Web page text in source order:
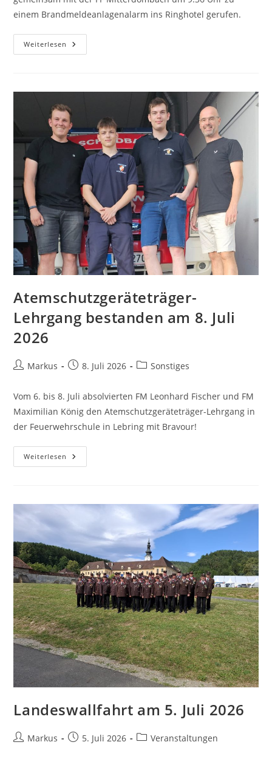
einem Brandmeldeanlagenalarm ins Ringhotel gerufen.
Weiterlesen
Atemschutzgeräteträger-
Lehrgang bestanden am 8. Juli
2026
Markus 8. Juli 2026 Sonstiges
Vom 6. bis 8. Juli absolvierten FM Leonhard Fischer und FM
Maximilian König den Atemschutzgeräteträger-Lehrgang in
der Feuerwehrschule in Lebring mit Bravour!
Weiterlesen
Landeswallfahrt am 5. Juli 2026
Markus 5. Juli 2026 Veranstaltungen